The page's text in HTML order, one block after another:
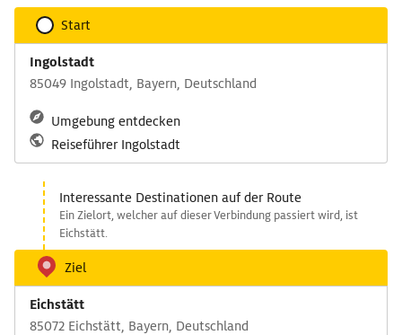
Start
Ingolstadt
85049 Ingolstadt, Bayern, Deutschland
Umgebung entdecken
Reiseführer Ingolstadt
Interessante Destinationen auf der Route
Ein Zielort, welcher auf dieser Verbindung passiert wird, ist
Eichstätt.
Ziel
Eichstätt
85072 Eichstätt, Bayern, Deutschland